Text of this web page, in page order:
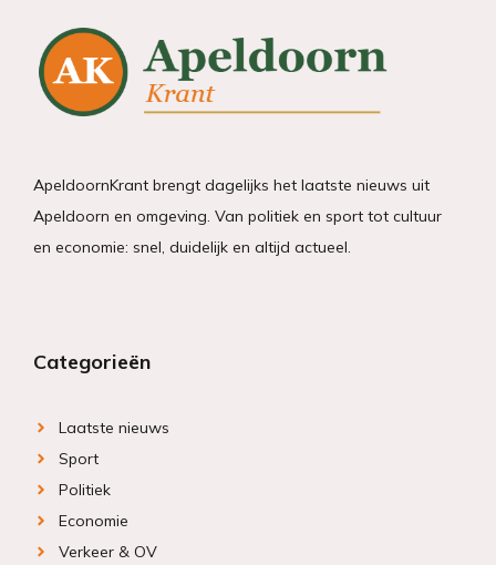
ApeldoornKrant brengt dagelijks het laatste nieuws uit
Apeldoorn en omgeving. Van politiek en sport tot cultuur
en economie: snel, duidelijk en altijd actueel.
Categorieën
Laatste nieuws
Sport
Politiek
Economie
Verkeer & OV